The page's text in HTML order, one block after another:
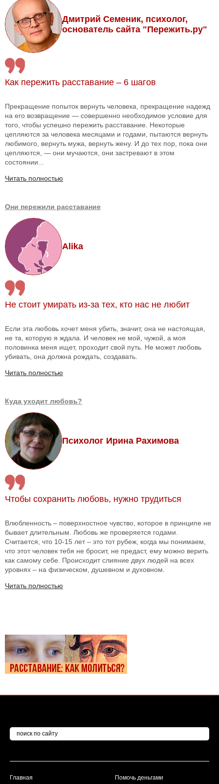
Дмитрий Семеник, психолог,
основатель сайта "Пережить.ру"
Как пережить расставание – 6 шагов
Прекращение попыток вернуть человека, прекращение надежд
на его возвращение — совершенно необходимое условие для
того, чтобы успешно пережить расставание. Некоторые
цепляются за человека месяцами и годами, пытаются вернуть
любимого, вернуть мужа, вернуть жену. И до тех пор, пока они
цепляются, — они мучаются, они застревают в этом
состоянии...
Читать полностью
Они пережили расставание
Alika
Не стоит умирать из-за тех, кто нас не любит
Если эта любовь хочет меня убить, значит, она не настоящая,
не та, которую я ждала. И человек не мой, чужой, а моя
половинка меня ищет, проходит свой путь. Не может любовь
убивать, она должна рождать, создавать.
Читать полностью
Куда уходит любовь?
Психолог Ирина Рахимова
Чтобы сохранить любовь, нужно трудиться
Влюбленность – поверхностное чувство, которое в принципе не
бывает длительным. Любовь же проверяется годами.
Считается, что 10-15 лет – это тот рубеж, когда мы понимаем,
что этот человек тебя не бросит, не предаст, ему можно верить
как самому себе. Происходит слияние двух людей на всех
уровнях – на физическом, душевном и духовном.
Читать полностью
Главная Помочь деньгами